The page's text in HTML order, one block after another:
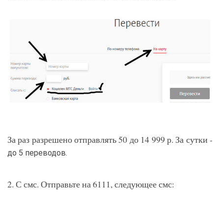
За раз разрешено отправлять 50 до 14 999 р. За сутки -
до 5 переводов.
2. С смс. Отправьте на 6111, следующее смс: